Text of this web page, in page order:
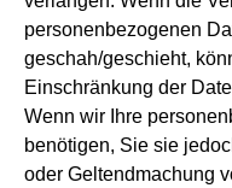
personenbezogenen
geschah/geschieht,
Einschränkung der
Wenn wir Ihre
benötigen, Sie sie
oder Geltendmachung